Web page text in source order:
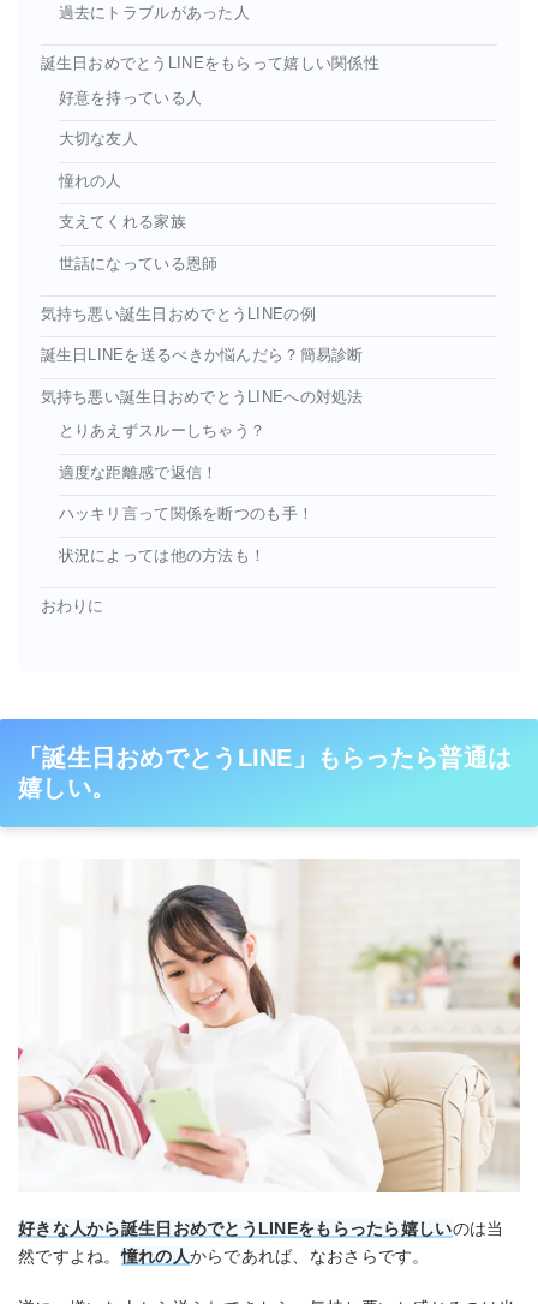
過去にトラブルがあった人
誕生日おめでとうLINEをもらって嬉しい関係性
好意を持っている人
大切な友人
憧れの人
支えてくれる家族
世話になっている恩師
気持ち悪い誕生日おめでとうLINEの例
誕生日LINEを送るべきか悩んだら？簡易診断
気持ち悪い誕生日おめでとうLINEへの対処法
とりあえずスルーしちゃう？
適度な距離感で返信！
ハッキリ言って関係を断つのも手！
状況によっては他の方法も！
おわりに
「誕生日おめでとうLINE」もらったら普通は
嬉しい。
好きな人から誕生日おめでとうLINEをもらったら嬉しいのは当
然ですよね。憧れの人からであれば、なおさらです。